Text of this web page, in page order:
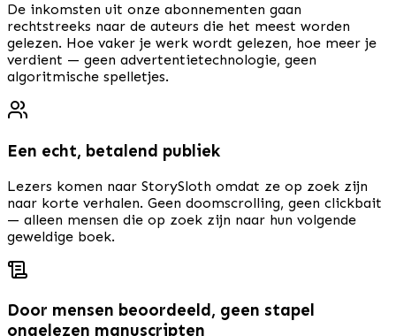
De inkomsten uit onze abonnementen gaan
rechtstreeks naar de auteurs die het meest worden
gelezen. Hoe vaker je werk wordt gelezen, hoe meer je
verdient — geen advertentietechnologie, geen
algoritmische spelletjes.
Een echt, betalend publiek
Lezers komen naar StorySloth omdat ze op zoek zijn
naar korte verhalen. Geen doomscrolling, geen clickbait
— alleen mensen die op zoek zijn naar hun volgende
geweldige boek.
Door mensen beoordeeld, geen stapel
ongelezen manuscripten